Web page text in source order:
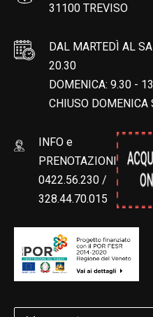
31100 TREVISO
DAL MARTEDÌ AL
20.30
DOMENICA: 9.30 -
CHIUSO DOMENICA
INFO e
PRENOTAZIONI
0422.56.230 /
328.44.70.015